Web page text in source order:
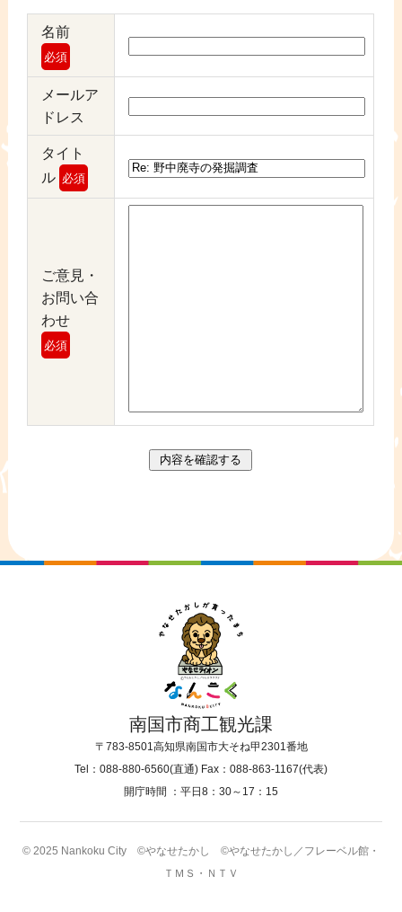
名前
必須
メールア
ドレス
タイト
ル 必須
ご意見・
お問い合
わせ
必須
南国市商工観光課
〒783-8501高知県南国市大そね甲2301番地
Tel：088-880-6560(直通) Fax：088-863-1167(代表)
開庁時間 ： 平日8：30～17：15
© 2025 Nankoku City ©やなせたかし ©やなせたかし／フレーベル館・
ＴＭＳ・ＮＴＶ